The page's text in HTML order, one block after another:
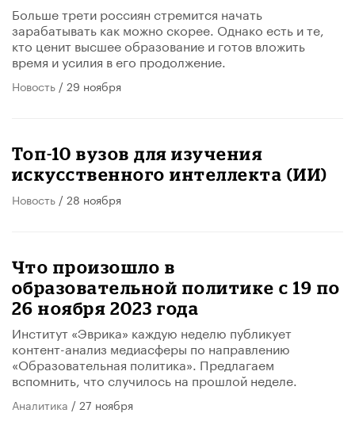
Больше трети россиян стремится начать
зарабатывать как можно скорее. Однако есть и те,
кто ценит высшее образование и готов вложить
время и усилия в его продолжение.
Новость / 29 ноября
Топ-10 вузов для изучения
искусственного интеллекта (ИИ)
Новость / 28 ноября
Что произошло в
образовательной политике с 19 по
26 ноября 2023 года
Институт «Эврика» каждую неделю публикует
контент-анализ медиасферы по направлению
«Образовательная политика». Предлагаем
вспомнить, что случилось на прошлой неделе.
Аналитика / 27 ноября